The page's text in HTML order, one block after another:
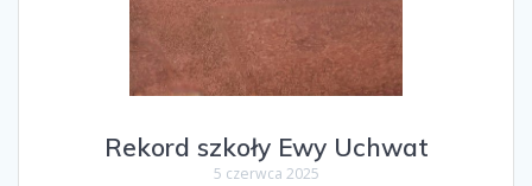
Rekord szkoły Ewy Uchwat
5 czerwca 2025